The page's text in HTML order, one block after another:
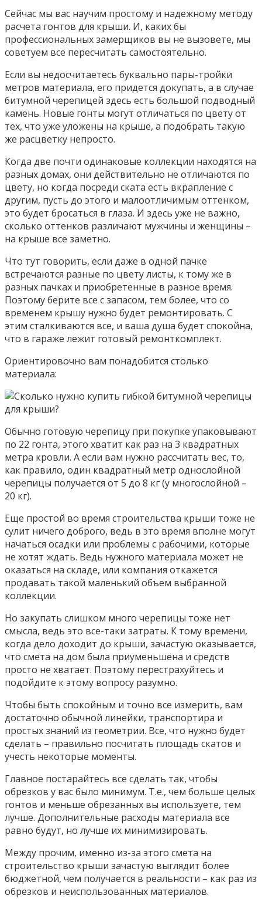
Сейчас мы вас научим простому и надежному методу
расчета гонтов для крыши. И, каких бы
профессиональных замерщиков вы не вызовете, мы
советуем все пересчитать самостоятельно.
Если вы недосчитаетесь буквально пары-тройки
метров материала, его придется докупать, а в случае
битумной черепицей здесь есть большой подводный
камень. Новые гонты могут отличаться по цвету от
тех, что уже уложены на крыше, а подобрать такую
же расцветку непросто.
Когда две почти одинаковые коллекции находятся на
разных домах, они действительно не отличаются по
цвету, но когда посреди ската есть вкрапление с
другим, пусть до этого и малоотличимым оттенком,
это будет бросаться в глаза. И здесь уже не важно,
сколько оттенков различают мужчины и женщины –
на крыше все заметно.
Что тут говорить, если даже в одной пачке
встречаются разные по цвету листы, к тому же в
разных пачках и приобретенные в разное время.
Поэтому берите все с запасом, тем более, что со
временем крышу нужно будет ремонтировать. С
этим сталкиваются все, и ваша душа будет спокойна,
что в гараже лежит готовый ремонткомплект.
Ориентировочно вам понадобится столько
материала:
Обычно готовую черепицу при покупке упаковывают
по 22 гонта, этого хватит как раз на 3 квадратных
метра кровли. А если вам нужно рассчитать вес, то,
как правило, один квадратный метр однослойной
черепицы получается от 5 до 8 кг (у многослойной –
20 кг).
Еще простой во время строительства крыши тоже не
сулит ничего доброго, ведь в это время вполне могут
начаться осадки или проблемы с рабочими, которые
не хотят ждать. Ведь нужного материала может не
оказаться на складе, или компания откажется
продавать такой маленький объем выбранной
коллекции.
Но закупать слишком много черепицы тоже нет
смысла, ведь это все-таки затраты. К тому времени,
когда дело доходит до крыши, зачастую оказывается,
что смета на дом была приуменьшена и средств
просто не хватает. Поэтому перестрахуйтесь и
подойдите к этому вопросу разумно.
Чтобы быть спокойным и точно все измерить, вам
достаточно обычной линейки, транспортира и
простых знаний из геометрии. Все, что нужно будет
сделать – правильно посчитать площадь скатов и
учесть некоторые моменты.
Главное постарайтесь все сделать так, чтобы
обрезков у вас было минимум. Т.е., чем больше целых
гонтов и меньше обрезанных вы используете, тем
лучше. Дополнительные расходы материала все
равно будут, но лучше их минимизировать.
Между прочим, именно из-за этого смета на
строительство крыши зачастую выглядит более
бюджетной, чем получается в реальности – как раз из
обрезков и неиспользованных материалов.